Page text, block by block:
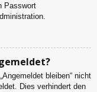
Passwort
bleiben“ nicht
Dies verhindert den